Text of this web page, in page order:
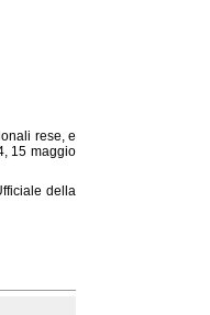
rese, e
15 maggio
della